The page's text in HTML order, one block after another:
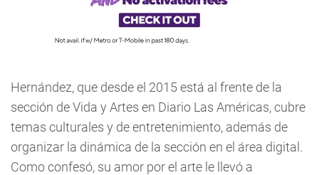
Hernández, que desde el 2015 está al frente de la
sección de Vida y Artes en Diario Las Américas, cubre
temas culturales y de entretenimiento, además de
organizar la dinámica de la sección en el área digital.
Como confesó, su amor por el arte le llevó a